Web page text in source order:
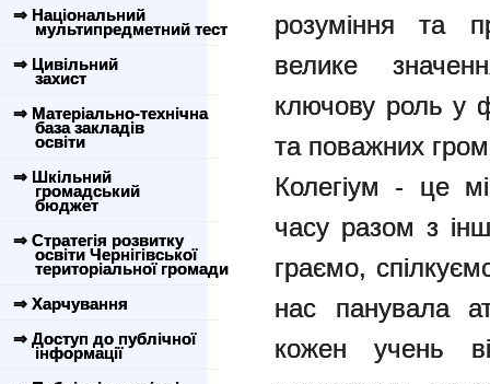
⇒ Національний
мультипредметний тест
⇒ Цивільний
захист
⇒ Матеріально-технічна
база закладів
освіти
⇒ Шкільний
громадський
бюджет
⇒ Стратегія розвитку
освіти Чернігівської
територіальної громади
⇒ Харчування
⇒ Доступ до публічної
інформації
розуміння та
велике
ключову роль у
та поважних
Колегіум - це
часу разом з
граємо,
нас панувала
кожен учень